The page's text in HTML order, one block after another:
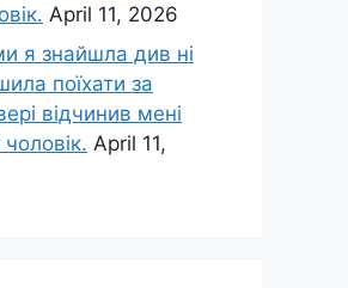
April 11, 2026
я знайшла див ні
поїхати за
відчинив мені
April 11,